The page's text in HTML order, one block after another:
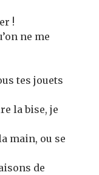
!
ne me
tes jouets
la bise, je
main, ou se
de